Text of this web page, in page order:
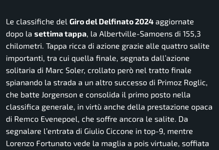
Le classifiche del Giro del Delfinato 2024 aggiornate
dopo la settima tappa, la Albertville-Samoens di 155,3
chilometri. Tappa ricca di azione grazie alle quattro salite
importanti, tra cui quella finale, segnata dall’azione
solitaria di Marc Soler, crollato però nel tratto finale
spianando la strada a un altro successo di Primoz Roglic,
che batte Jorgenson e consolida il primo posto nella
classifica generale, in virtù anche della prestazione opaca
di Remco Evenepoel, che soffre ancora le salite. Da
segnalare l’entrata di Giulio Ciccone in top-9, mentre
Lorenzo Fortunato vede la maglia a pois virtuale, soffiata